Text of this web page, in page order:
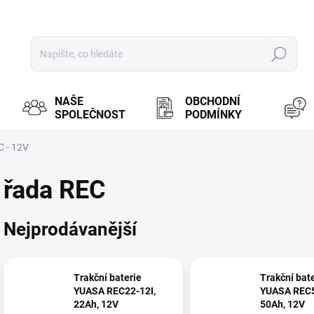
Hledat
NAŠE
SPOLEČNOST
OBCHODNÍ
PODMÍNKY
- 12V
řada REC
Nejprodávanější
Trakční baterie
YUASA REC22-12I,
22Ah, 12V
Trakční
YUASA
50Ah, 12V